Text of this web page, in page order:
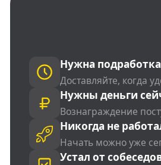
Нужна
Доставляйте, когда
Нужны деньги
Вознаграждение
Никогда не
Начать можно уже
Устал от